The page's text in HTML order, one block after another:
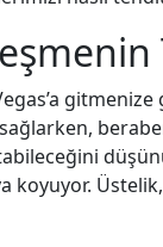
koyuyor.